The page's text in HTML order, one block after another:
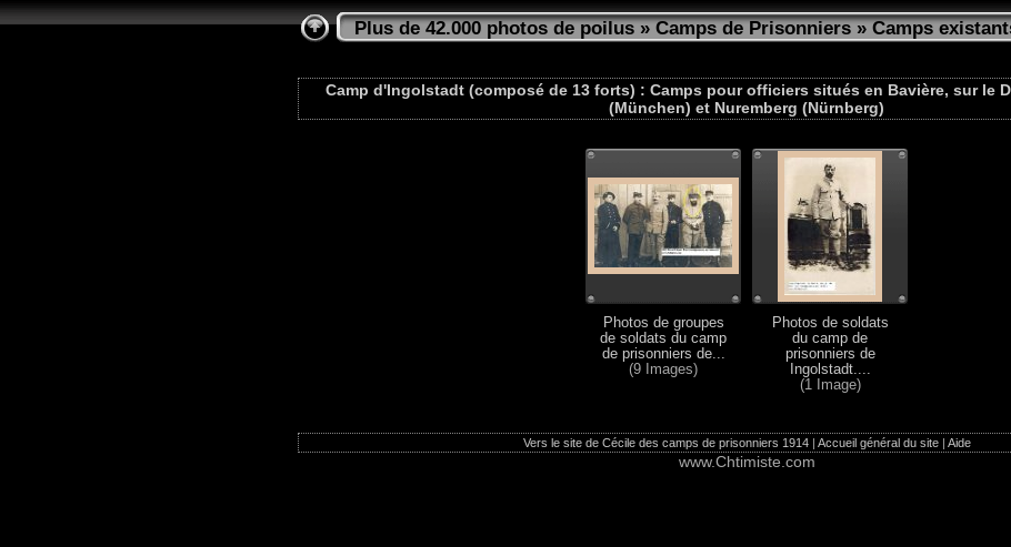
Plus de 42.000 photos de poilus»Camps de Prisonniers»Camps
Camp d'Ingolstadt (composé de 13 forts) : Camps pour officiers situés en Bavière, sur le
(München) et Nuremberg (Nürnberg)
Photos de groupes
de soldats du camp
de prisonniers de...
(9 Images)
Photos de soldats
du camp de
prisonniers de
Ingolstadt....
(1 Image)
Vers le site de Cécile des camps de prisonniers 1914| Accueil général du site| Aide
www.Chtimiste.com